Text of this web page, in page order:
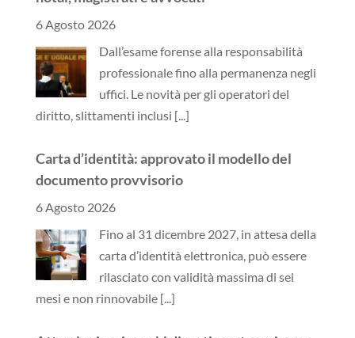
6 Agosto 2026
Dall’esame forense alla responsabilità
professionale fino alla permanenza negli
uffici. Le novità per gli operatori del
diritto, slittamenti inclusi [...]
Carta d’identità: approvato il modello del
documento provvisorio
6 Agosto 2026
Fino al 31 dicembre 2027, in attesa della
carta d’identità elettronica, può essere
rilasciato con validità massima di sei
mesi e non rinnovabile [...]